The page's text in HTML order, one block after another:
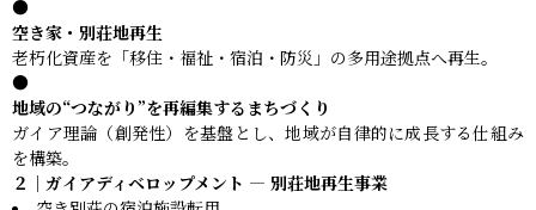
●
空き家・別荘地再生
老朽化資産を「移住・福祉・宿泊・防災」の多用途拠点へ再生。
●
地域の“つながり”を再編集するまちづくり
ガイア理論（創発性）を基盤とし、地域が自律的に成長する仕組み
を構築。
２｜ガイアディベロップメント — 別荘地再生事業